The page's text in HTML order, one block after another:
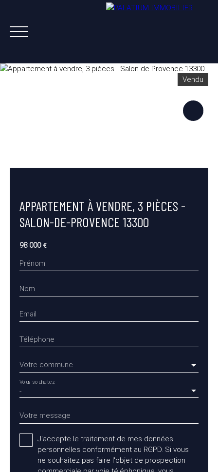
Vendu
APPARTEMENT À VENDRE, 3 PIÈCES -
SALON-DE-PROVENCE 13300
98 000 €
Prénom
Nom
Email
Téléphone
Votre commune
-
Vous souhaitez
Votre message
J'accepte le traitement de mes données
personnelles conformément au RGPD. Si vous
ne souhaitez pas faire l'objet de prospection